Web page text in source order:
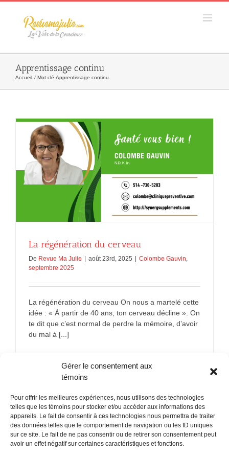
Gérer le consentement aux
témoins
Pour offrir les meilleures expériences, nous utilisons des technologies
telles que les témoins pour stocker et/ou accéder aux informations des
appareils. Le fait de consentir à ces technologies nous permettra de traiter
des données telles que le comportement de navigation ou les ID uniques
sur ce site. Le fait de ne pas consentir ou de retirer son consentement peut
avoir un effet négatif sur certaines caractéristiques et fonctions.
Skip
Apprentissage continu
Accueil Mot clé:Apprentissage continu
La régénération du cerveau
De Revue Ma Julie | août 23rd, 2025 | Colombe Gauvin
septembre 2025
La régénération du cerveau On nous a martelé cette
idée : « À partir de 40 ans, ton cerveau décline ». On
te dit que c’est normal de perdre la mémoire, d’avoir
du mal à [...]
POLITIQUE CONFIDENTIALITÉES